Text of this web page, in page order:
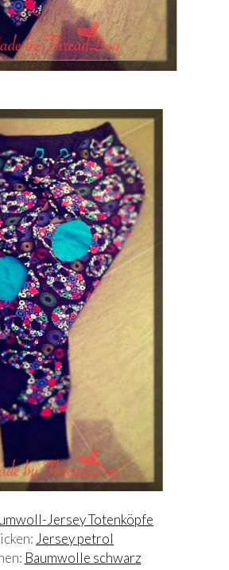
Jersey Totenköpfe
Jersey petrol
Baumwolle schwarz